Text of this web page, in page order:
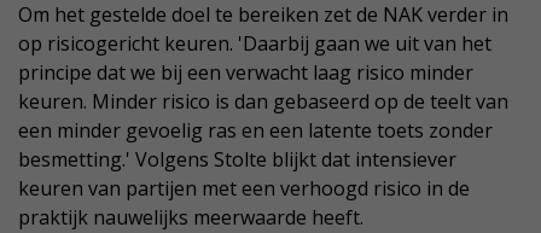
Om het gestelde doel te bereiken zet de NAK verder in
op risicogericht keuren. 'Daarbij gaan we uit van het
principe dat we bij een verwacht laag risico minder
keuren. Minder risico is dan gebaseerd op de teelt van
een minder gevoelig ras en een latente toets zonder
besmetting.' Volgens Stolte blijkt dat intensiever
keuren van partijen met een verhoogd risico in de
praktijk nauwelijks meerwaarde heeft.